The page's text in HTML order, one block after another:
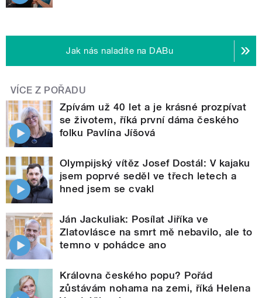
Jak nás naladíte na DABu
VÍCE Z POŘADU
Zpívám už 40 let a je krásné prozpívat
se životem, říká první dáma českého
folku Pavlína Jíšová
Olympijský vítěz Josef Dostál: V kajaku
jsem poprvé seděl ve třech letech a
hned jsem se cvakl
Ján Jackuliak: Posílat Jiříka ve
Zlatovlásce na smrt mě nebavilo, ale to
temno v pohádce ano
Královna českého popu? Pořád
zůstávám nohama na zemi, říká Helena